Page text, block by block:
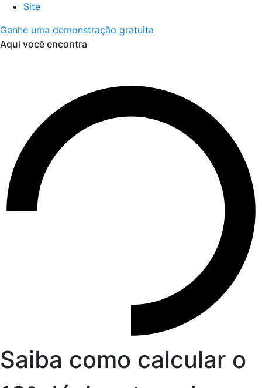
Site
Ganhe uma demonstração gratuita
Aqui você encontra
Saiba como calcular o